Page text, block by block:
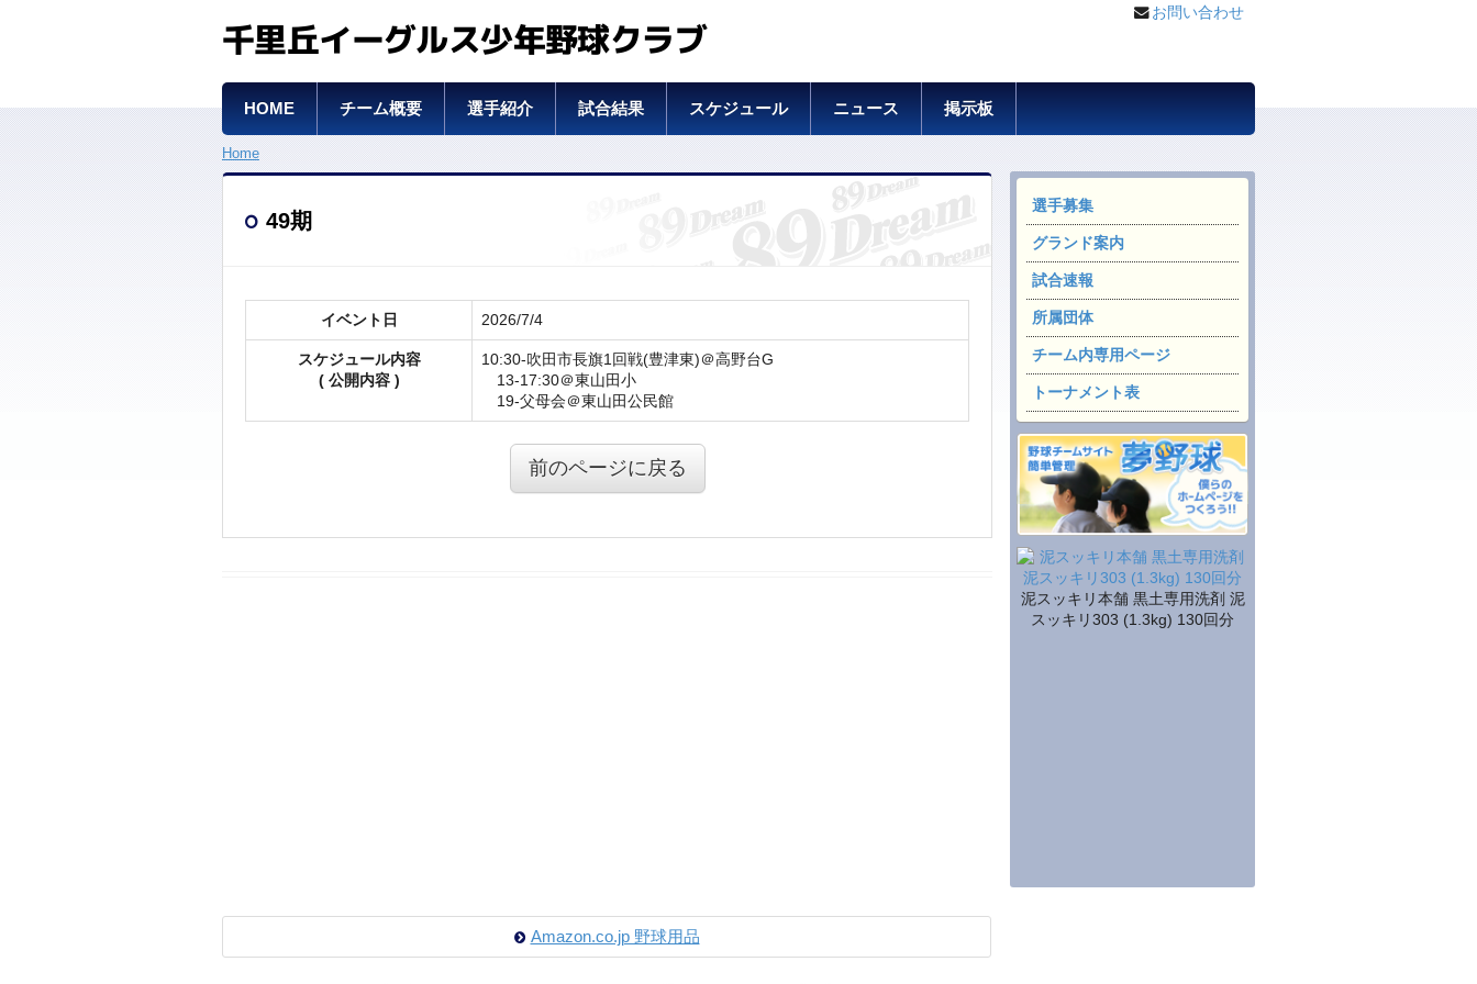
千里丘イーグルス少年野球クラブ
お問い合わせ
HOME チーム概要 選手紹介 試合結果 スケジュール ニュース 掲示板
選手募集
グランド案内
試合速報
所属団体
チーム内専用ページ
トーナメント表
泥スッキリ本舗 黒土専用洗剤 泥
スッキリ303 (1.3kg) 130回分
Home
49期
イベント日 2026/7/4
スケジュール内容
( 公開内容 )
10:30-吹田市長旗1回戦(豊津東)＠高野台G
13-17:30＠東山田小
19-父母会＠東山田公民館
前のページに戻る
Amazon.co.jp 野球用品